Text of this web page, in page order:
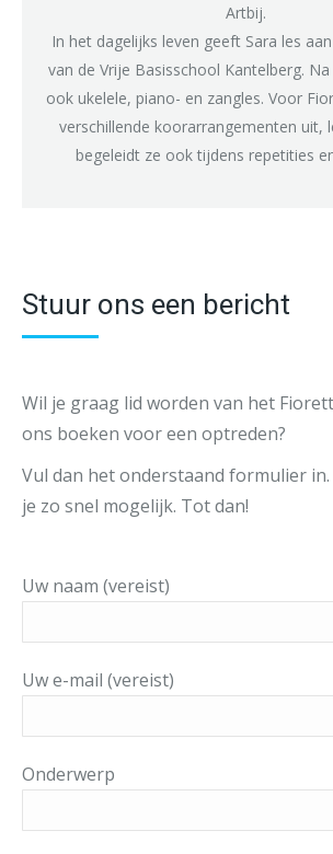
Artbij.
In het dagelijks leven geeft Sara les
van de Vrije Basisschool Kantelberg.
ook ukelele, piano- en zangles. Voor
verschillende koorarrangementen uit,
begeleidt ze ook tijdens repetities
Stuur ons een bericht
Wil je graag lid worden van het
ons boeken voor een optreden?
Vul dan het onderstaand formulier
je zo snel mogelijk. Tot dan!
Uw naam (vereist)
Uw e-mail (vereist)
Onderwerp